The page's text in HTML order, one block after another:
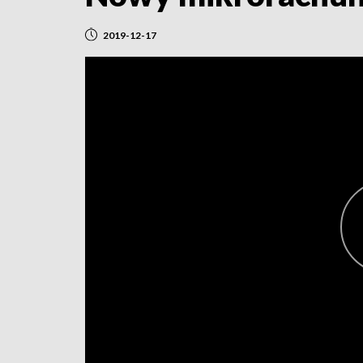
2019-12-17